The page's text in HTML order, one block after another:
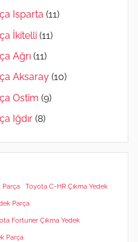
Isparta (11)
İkitelli (11)
Ağrı (11)
Aksaray (10)
Ostim (9)
Iğdır (8)
Parça Toyota C-HR Çıkma Yedek
Parça
Fortuner Çıkma Yedek
Parça